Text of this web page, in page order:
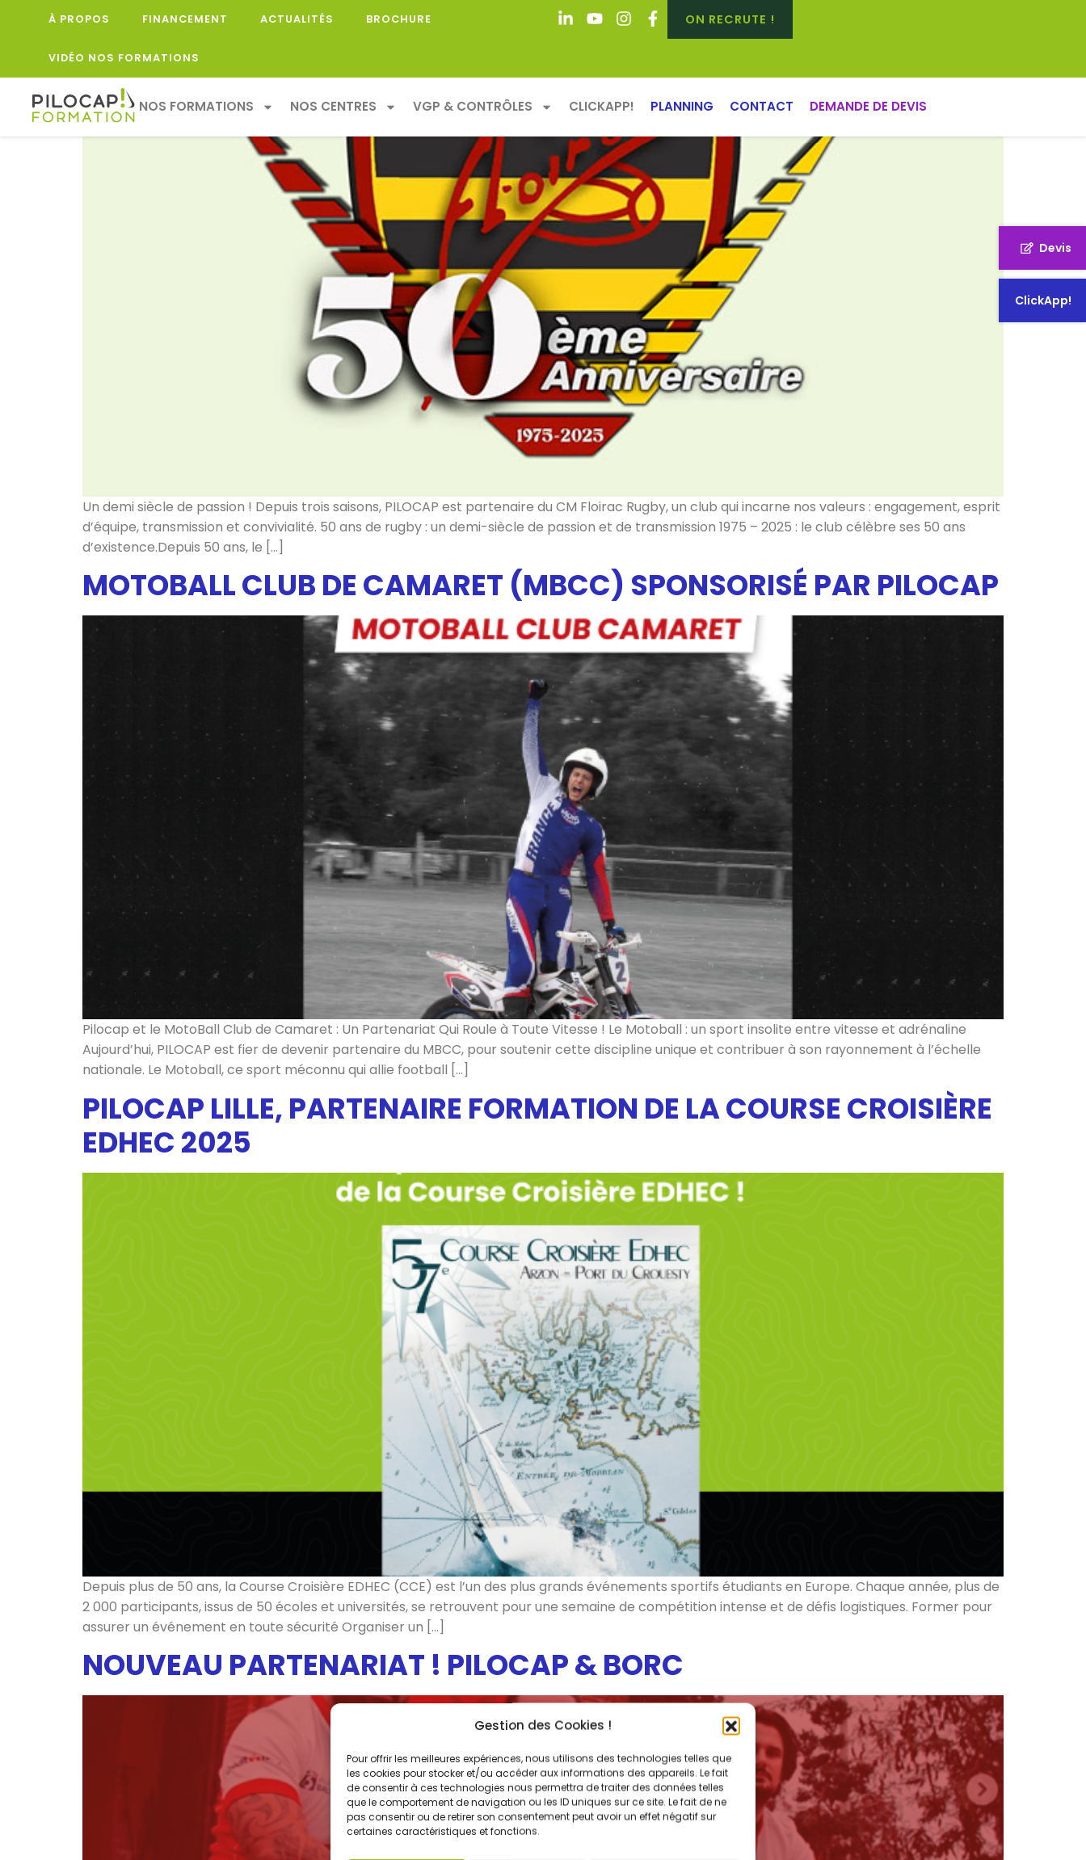
Gestion des Cookies !
Pour offrir les meilleures expériences, nous utilisons des technologies telles que
les cookies pour stocker et/ou accéder aux informations des appareils. Le fait
de consentir à ces technologies nous permettra de traiter des données telles
que le comportement de navigation ou les ID uniques sur ce site. Le fait de ne
pas consentir ou de retirer son consentement peut avoir un effet négatif sur
certaines caractéristiques et fonctions.
À PROPOS FINANCEMENT ACTUALITÉS BROCHURE
VIDÉO NOS FORMATIONS
ON RECRUTE !
NOS FORMATIONS NOS CENTRES VGP & CONTRÔLES CLICKAPP! PLANNING CONTACT DEMANDE DE DEVIS
Devis
ClickApp!
PILOCAP EST FIER DE FÊTER LES 50 ANS DU CM FLOIRAC RUGBY
Un demi siècle de passion ! Depuis trois saisons, PILOCAP est partenaire du CM Floirac Rugby, un club qui incarne nos valeurs : engagement, esprit
d’équipe, transmission et convivialité. 50 ans de rugby : un demi-siècle de passion et de transmission 1975 – 2025 : le club célèbre ses 50 ans
d’existence.Depuis 50 ans, le […]
MOTOBALL CLUB DE CAMARET (MBCC) SPONSORISÉ PAR PILOCAP
Pilocap et le MotoBall Club de Camaret : Un Partenariat Qui Roule à Toute Vitesse ! Le Motoball : un sport insolite entre vitesse et adrénaline
Aujourd’hui, PILOCAP est fier de devenir partenaire du MBCC, pour soutenir cette discipline unique et contribuer à son rayonnement à l’échelle
nationale. Le Motoball, ce sport méconnu qui allie football […]
PILOCAP LILLE, PARTENAIRE FORMATION DE LA COURSE CROISIÈRE
EDHEC 2025
Depuis plus de 50 ans, la Course Croisière EDHEC (CCE) est l’un des plus grands événements sportifs étudiants en Europe. Chaque année, plus de
2 000 participants, issus de 50 écoles et universités, se retrouvent pour une semaine de compétition intense et de défis logistiques. Former pour
assurer un événement en toute sécurité Organiser un […]
NOUVEAU PARTENARIAT ! PILOCAP & BORC